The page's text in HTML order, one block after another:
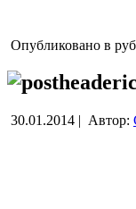
Опубликовано в
30.01.2014 | Автор: